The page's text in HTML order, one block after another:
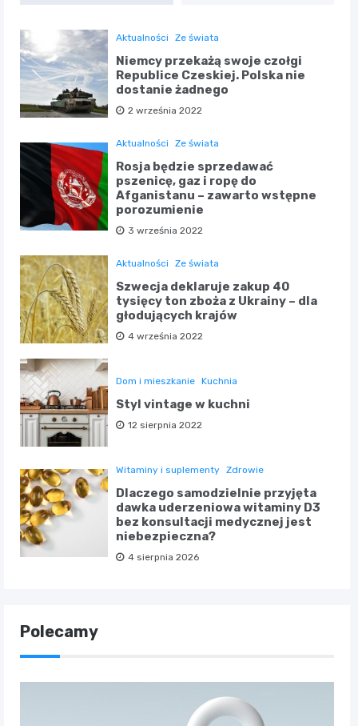
Aktualności Ze świata
Niemcy przekażą swoje czołgi
Republice Czeskiej. Polska nie
dostanie żadnego
2 września 2022
Aktualności Ze świata
Rosja będzie sprzedawać
pszenicę, gaz i ropę do
Afganistanu – zawarto wstępne
porozumienie
3 września 2022
Aktualności Ze świata
Szwecja deklaruje zakup 40
tysięcy ton zboża z Ukrainy – dla
głodujących krajów
4 września 2022
Dom i mieszkanie Kuchnia
Styl vintage w kuchni
12 sierpnia 2022
Witaminy i suplementy Zdrowie
Dlaczego samodzielnie przyjęta
dawka uderzeniowa witaminy D3
bez konsultacji medycznej jest
niebezpieczna?
4 sierpnia 2026
Polecamy